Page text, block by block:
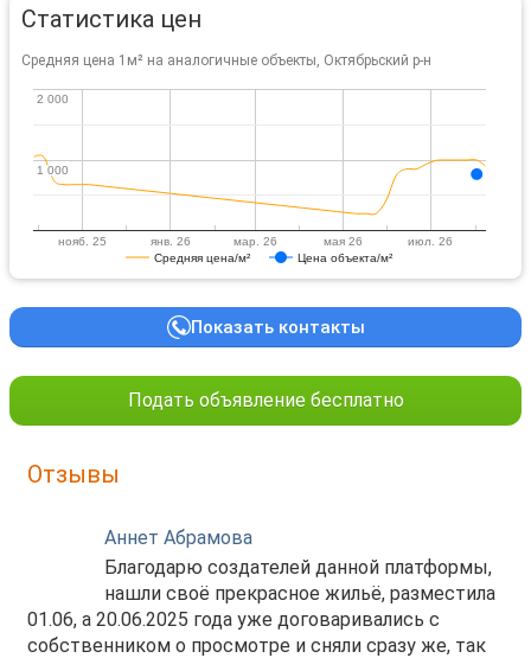
Статистика цен
Средняя цена 1м² на аналогичные объекты, Октябрьский р-н
Средняя цена/м² Цена объекта/м²
нояб. 25 янв. 26 мар. 26 мая 26 июл. 26
1 000
1 000
2 000
2 000
Показать контакты
Подать объявление бесплатно
Отзывы
Аннет Абрамова
Благодарю создателей данной платформы,
нашли своё прекрасное жильё, разместила
01.06, а 20.06.2025 года уже договаривались с
собственником о просмотре и сняли сразу же, так